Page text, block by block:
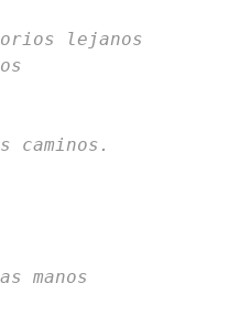
lejanos
caminos.
manos